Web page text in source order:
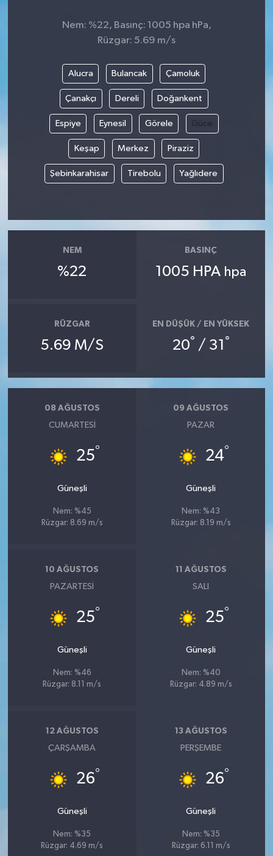
Nem: %22, Basınç: 1005 hpa hPa,
Rüzgar: 5.69 m/s
Alucra Bulancak Çamoluk
Çanakçı Dereli Doğankent
Espiye Eynesil Görele Güce
Keşap Merkez Piraziz
Şebinkarahisar Tirebolu Yağlıdere
NEM
%22
BASINÇ
1005 HPA hpa
RÜZGAR
5.69 M/S
EN DÜŞÜK / EN YÜKSEK
20° / 31 °
08 AĞUSTOS
CUMARTESI
25°
Güneşli
Nem: %45
Rüzgar: 8.69 m/s
09 AĞUSTOS
PAZAR
24°
Güneşli
Nem: %43
Rüzgar: 8.19 m/s
10 AĞUSTOS
PAZARTESI
25°
Güneşli
Nem: %46
Rüzgar: 8.11 m/s
11 AĞUSTOS
SALI
25°
Güneşli
Nem: %40
Rüzgar: 4.89 m/s
12 AĞUSTOS
ÇARŞAMBA
26°
Güneşli
Nem: %35
Rüzgar: 4.69 m/s
13 AĞUSTOS
PERŞEMBE
26°
Güneşli
Nem: %35
Rüzgar: 6.11 m/s